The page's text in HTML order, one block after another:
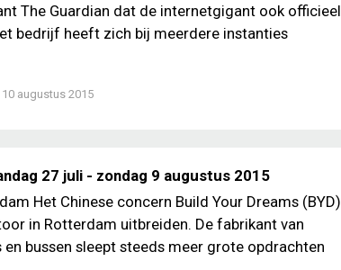
The Guardian dat de internetgigant ook officieel
bedrijf heeft zich bij meerdere instanties
10 augustus 2015
27 juli - zondag 9 augustus 2015
Het Chinese concern Build Your Dreams (BYD)
in Rotterdam uitbreiden. De fabrikant van
en bussen sleept steeds meer grote opdrachten